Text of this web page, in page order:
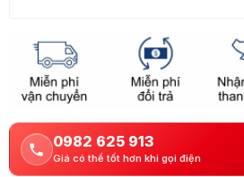
0982 625 913
Giá có thể tốt hơn khi gọi điện